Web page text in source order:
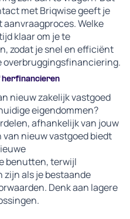
met Briqwise geeft je
Welke
klaar om je te
zodat je snel en efficiënt
overbruggingsfinanciering.
herfinancieren
nieuw zakelijk vastgoed
eigendommen?
afhankelijk van jouw
nieuw vastgoed biedt
benutten, terwijl
als je bestaande
Denk aan lagere